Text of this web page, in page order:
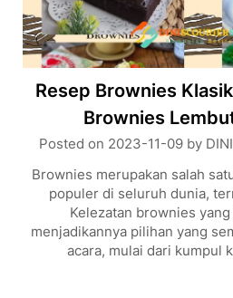
Resep Brownies
Brownies
Posted on 2023-11-09by
Brownies merupakan salah
populer di seluruh dunia,
Kelezatan brownies
menjadikannya pilihan yang
acara, mulai dari kumpul